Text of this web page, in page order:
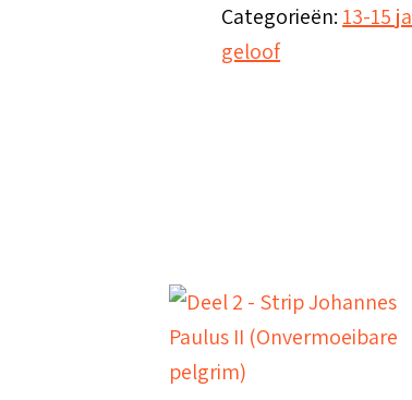
verhaal
-
Categorieën: 13-15
geloof